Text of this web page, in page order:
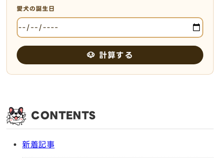
愛犬の誕生日
🐶 計算する
CONTENTS
新着記事